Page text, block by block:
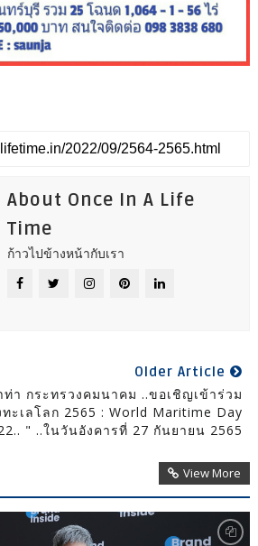
About Once In A Life
Time
ก้าวไปข้างหน้ากับเรา
Older Article
กระทรวงคมนาคม ..ขอเชิญเข้าร่วม
ะเลโลก 2565 : World Maritime Day
" ..ในวันอังคารที่ 27 กันยายน 2565
View More